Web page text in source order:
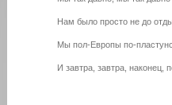
Нам было просто не до
Мы пол-Европы по-
И завтра, завтра, наконец,